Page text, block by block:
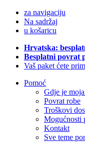
za navigaciju
Na sadržaj
u košaricu
Hrvatska:
Besplatni povrat
Vaš paket ćete
Pomoć
Gdje je
Povrat robe
Troškovi
Mogućnosti
Kontakt
Sve teme